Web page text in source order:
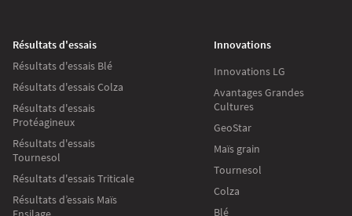
Résultats d'essais
Résultats d'essais Blé
Résultats d'essais Colza
Résultats d'essais
Protéagineux
Résultats d'essais
Tournesol
Résultats d'essais Triticale
Résultats d’essais Maïs
Innovations
Innovations LG
Avantages Grandes
Cultures
GeoStar
Maïs grain
Tournesol
Colza
Blé